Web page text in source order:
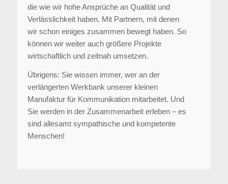
die wie wir hohe Ansprüche an Qualität und
Verlässlichkeit haben. Mit Partnern, mit denen
wir schon einiges zusammen bewegt haben. So
können wir weiter auch größere Projekte
wirtschaftlich und zeitnah umsetzen.
Übrigens: Sie wissen immer, wer an der
verlängerten Werkbank unserer kleinen
Manufaktur für Kommunikation mitarbeitet. Und
Sie werden in der Zusammenarbeit erleben – es
sind allesamt sympathische und kompetente
Menschen!